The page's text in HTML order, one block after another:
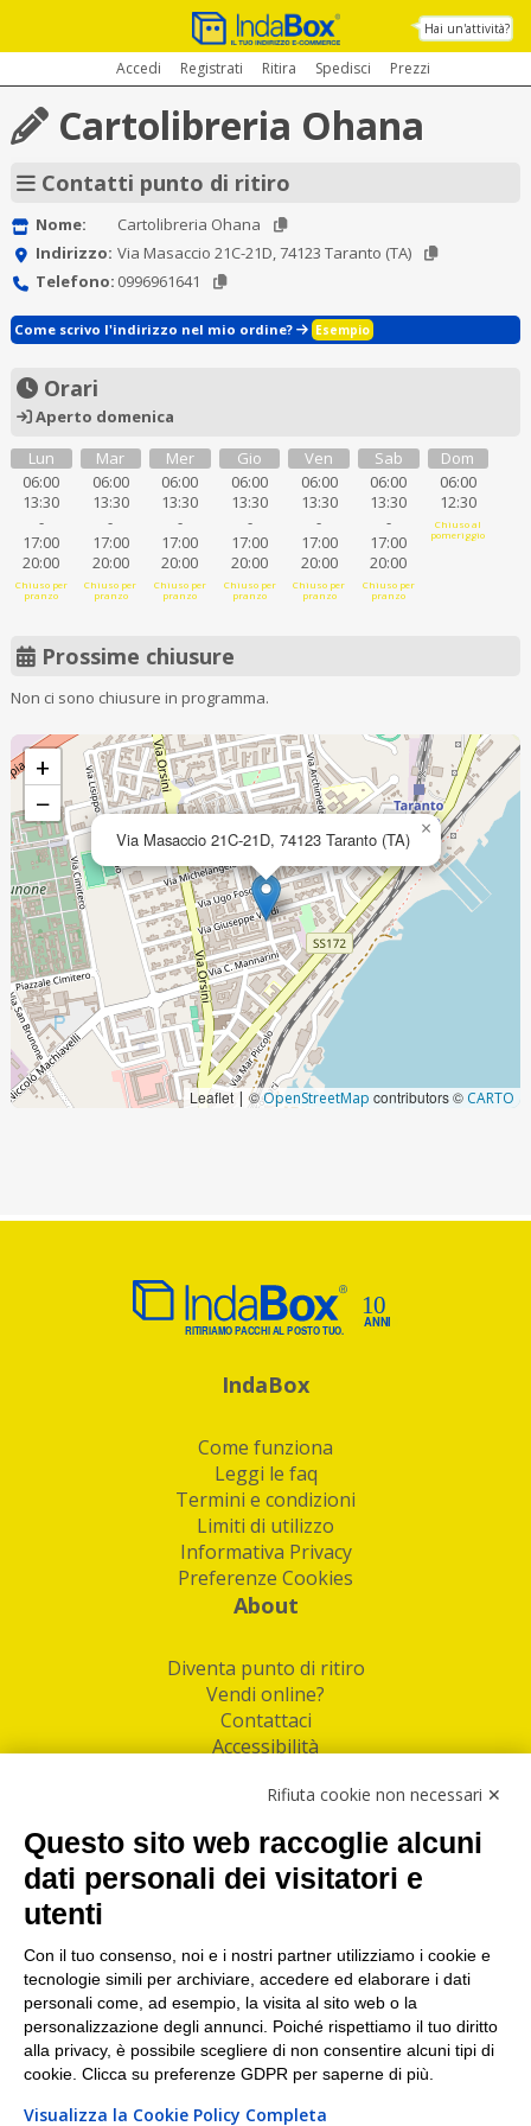
Hai un'attività?
Accedi Registrati Ritira Spedisci Prezzi
Cartolibreria Ohana
Contatti punto di ritiro
Nome:
Cartolibreria Ohana
Indirizzo: Via Masaccio 21C-21D, 74123 Taranto (TA)
Telefono: 0996961641
Come scrivo l'indirizzo nel mio ordine? Esempio
Orari
Aperto domenica
Lun
06:00
13:30
-
17:00
20:00
Chiuso per
pranzo
Mar
06:00
13:30
-
17:00
20:00
Chiuso per
pranzo
Mer
06:00
13:30
-
17:00
20:00
Chiuso per
pranzo
Gio
06:00
13:30
-
17:00
20:00
Chiuso per
pranzo
Ven
06:00
13:30
-
17:00
20:00
Chiuso per
pranzo
Sab
06:00
13:30
-
17:00
20:00
Chiuso per
pranzo
Dom
06:00
12:30
Chiuso al
pomeriggio
Prossime chiusure
Non ci sono chiusure in programma.
Via Masaccio 21C-21D, 74123 Taranto (TA) ×
+
−
Leaflet | ©OpenStreetMap contributors © CARTO
IndaBox
Come funziona
Leggi le faq
Termini e condizioni
Limiti di utilizzo
Informativa Privacy
Preferenze Cookies
About
Diventa punto di ritiro
Vendi online?
Contattaci
Accessibilità
Facebook
Linkedin
I nostri punti di ritiro e spedizione pacchi nelle
maggiori città italiane
Torino|Milano|Roma|Bologna|Firenze| Genova
Napoli|Varese
Rifiuta cookie non necessari ✕
Questo sito web raccoglie alcuni
dati personali dei visitatori e
utenti
Con il tuo consenso, noi e i nostri partner utilizziamo i cookie e
tecnologie simili per archiviare, accedere ed elaborare i dati
personali come, ad esempio, la visita al sito web o la
personalizzazione degli annunci. Poiché rispettiamo il tuo diritto
alla privacy, è possibile scegliere di non consentire alcuni tipi di
cookie. Clicca su preferenze GDPR per saperne di più.
Visualizza la Cookie Policy Completa